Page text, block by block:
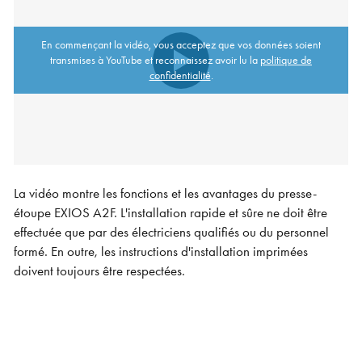
En commençant la vidéo, vous acceptez que vos données soient
transmises à YouTube et reconnaissez avoir lu la politique de
confidentialité.
La vidéo montre les fonctions et les avantages du presse-
étoupe EXIOS A2F. L'installation rapide et sûre ne doit être
effectuée que par des électriciens qualifiés ou du personnel
formé. En outre, les instructions d'installation imprimées
doivent toujours être respectées.